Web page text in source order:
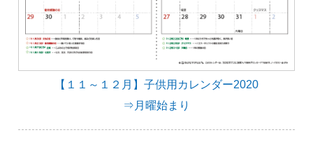
【１１～１２月】子供用カレンダー2020
⇒月曜始まり